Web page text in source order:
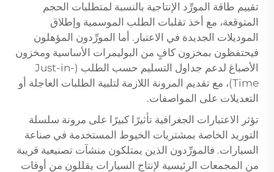
تقييم طاقة المورِّد الإنتاجية بالنسبة لمتطلبات الحجم
المتوقعة، مع أخذ تقلبات الطلب الموسمية وإطلاق
الموديلات الجديدة في الاعتبار. أما المورِّدون المؤهلون
فيحتفظون بمخزون كافٍ من البوليمرات الأساسية ومخزون
الأصباغ لدعم جداول التسليم حسب الطلب (Just-in-
Time)، مع تقديم المرونة اللازمة لتلبية الطلبات العاجلة أو
التعديلات على المواصفات.
تؤثر الاعتبارات الجغرافية تأثيرًا كبيرًا على مرونة سلسلة
التوريد الخاصة بمشتريات الخيوط المستخدمة في صناعة
السيارات. فالمورِّدون الذين يمتلكون منشآت تصنيعية قريبة
من المجمعات الرئيسية لإنتاج السيارات يقللون من أوقات